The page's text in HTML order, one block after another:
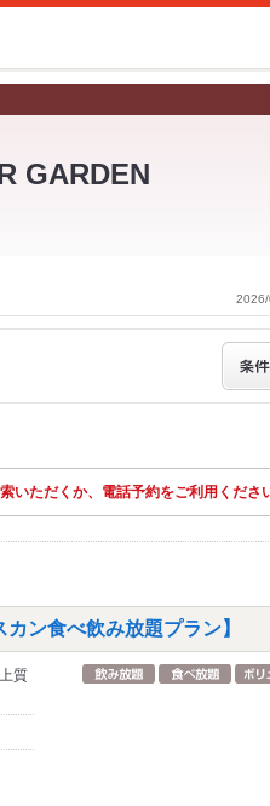
GARDEN
いただくか、電話予約をご利用くださ
ン食べ飲み放題プラン】
質